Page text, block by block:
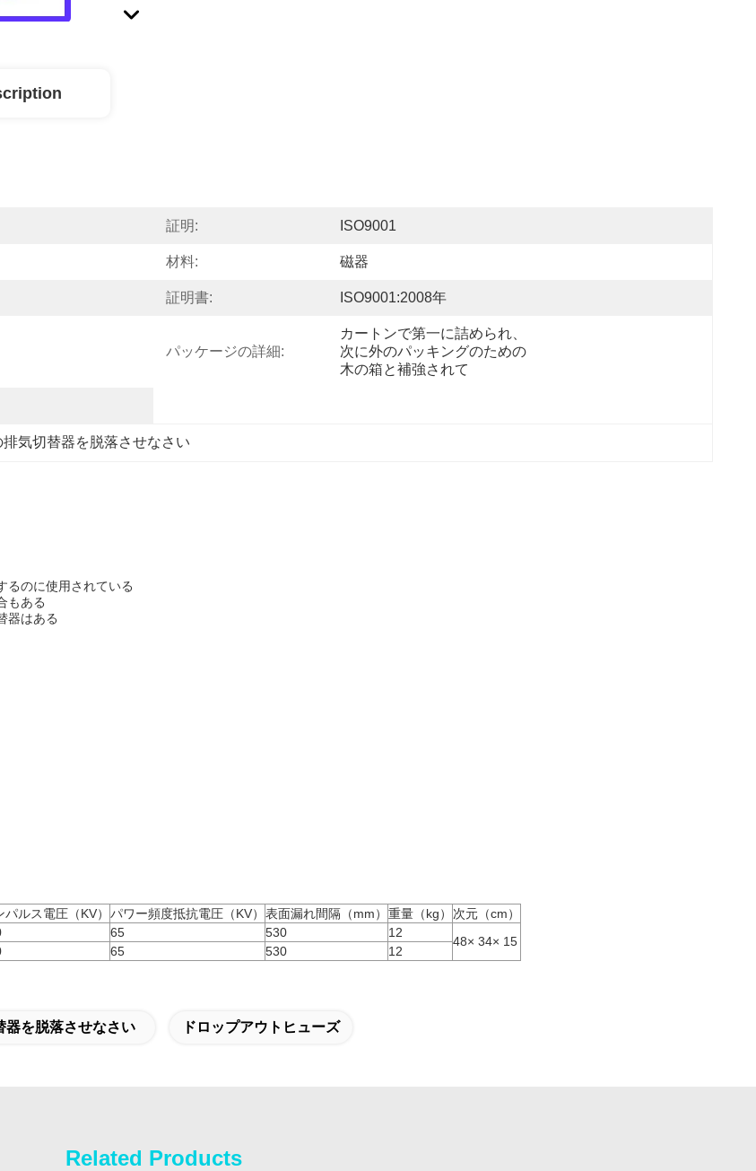
証明: ISO9001
材料: 磁器
証明書: ISO9001:2008年
パッケージの詳細:
カートンで第一に詰められ、
次に外のパッキングのための
木の箱と補強されて
排気切替器を脱落させなさい
るのに使用されている
もある
器はある
パルス電圧（KV） パワー頻度抵抗電圧（KV） 表面漏れ間隔（mm） 重量（kg）
次元（cm）
65 530 12
48× 34× 15
65 530 12
器を脱落させなさい ドロップアウトヒューズ
Related Products